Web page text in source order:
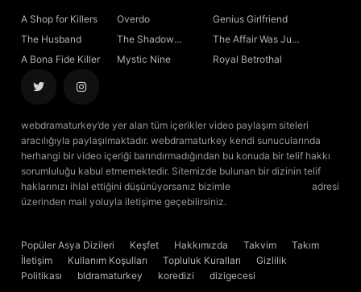
A Shop for Killers Overdo
Genius Girlfriend
The Husband
The Shadow
Sovereign
The Affair Was Just
the Beginning
A Bona Fide Killer Mystic Nine Royal Betrothal
webdramaturkey’de yer alan tüm içerikler video paylaşım siteleri
aracılığıyla paylaşılmaktadır. webdramaturkey kendi sunucularında
herhangi bir video içeriği barındırmadığından bu konuda bir telif hakkı
sorumluluğu kabul etmemektedir. Sitemizde bulunan bir dizinin telif
haklarınızı ihlal ettiğini düşünüyorsanız bizimle
adresi
üzerinden mail yoluyla iletişime geçebilirsiniz.
Popüler Asya Dizileri Keşfet Hakkımızda Takvim
Takım
İletişim
Kullanım Koşulları Topluluk Kuralları
Gizlilik
Politikası
bldramaturkey koredizi
dizigecesi